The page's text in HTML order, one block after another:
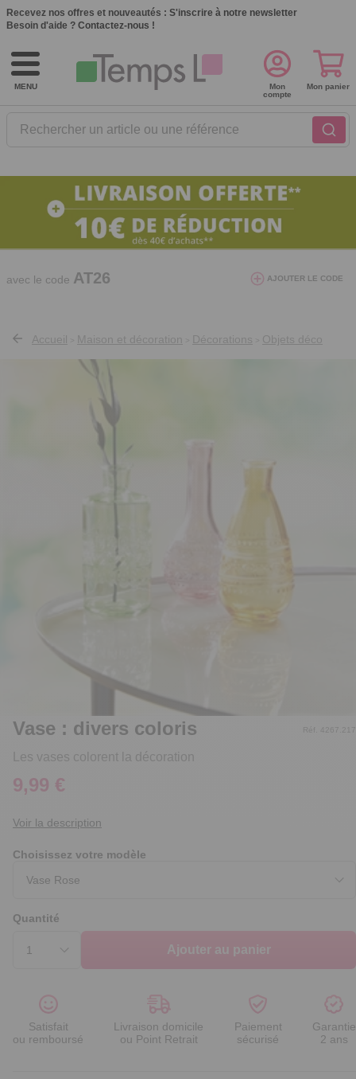
Recevez nos offres et nouveautés : S'inscrire à notre newsletter
Besoin d'aide ? Contactez-nous !
MENU
Rechercher un article ou une référence
Mon
compte
Mon panier
10€ de réduction dès 40€ d'achat. Offre
valable du 03/08/2026 au 12/08/2026.
avec le code AT26 AJOUTER LE CODE
Accueil Maison et décoration Décorations Objets déco
Vase : divers coloris
Les vases colorent la décoration
Réf. 4267.217
9,99 €
Voir la description
Choisissez votre modèle
Quantité
Ajouter au panier
Satisfait
ou remboursé
Livraison domicile
ou Point Retrait
Paiement
sécurisé
Garantie
2 ans